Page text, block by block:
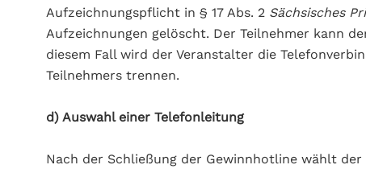
Aufzeichnungspflicht in § 17 Abs. 2 Sächsisches
Aufzeichnungen gelöscht. Der Teilnehmer kann
diesem Fall wird der Veranstalter die
Teilnehmers trennen.
d) Auswahl einer Telefonleitung
Nach der Schließung der Gewinnhotline wählt